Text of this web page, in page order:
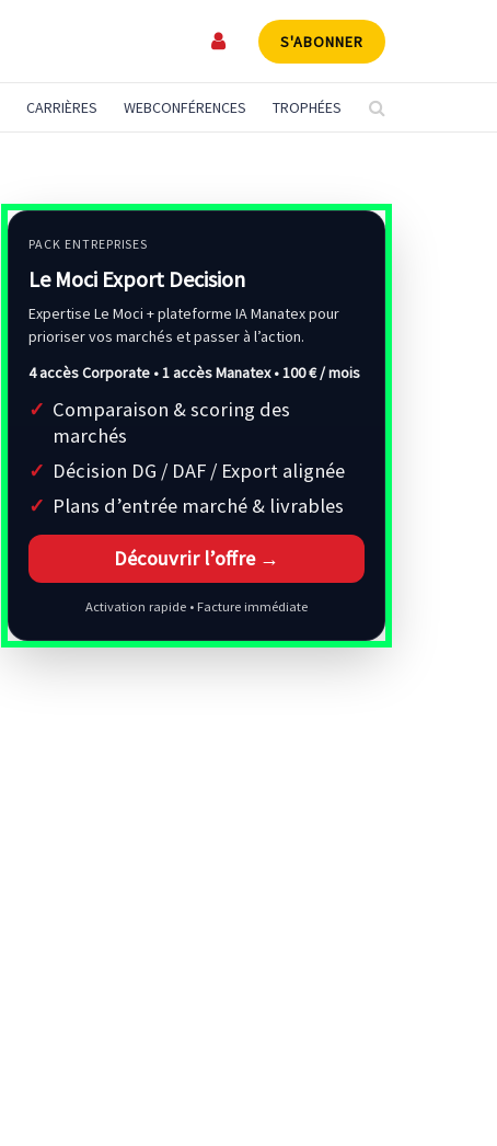
S'ABONNER
CARRIÈRES WEBCONFÉRENCES TROPHÉES
PACK ENTREPRISES
Le Moci Export Decision
Expertise Le Moci + plateforme IA Manatex pour
prioriser vos marchés et passer à l’action.
4 accès Corporate • 1 accès Manatex •100 € / mois
Comparaison & scoring des
marchés
Décision DG / DAF / Export alignée
Plans d’entrée marché & livrables
Découvrir l’offre →
Activation rapide • Facture immédiate